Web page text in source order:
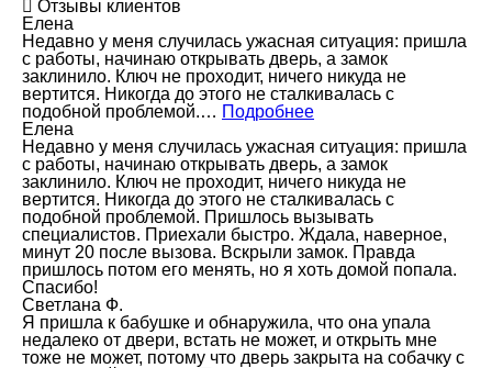
Отзывы клиентов
Елена
Недавно у меня случилась ужасная ситуация: пришла
с работы, начинаю открывать дверь, а замок
заклинило. Ключ не проходит, ничего никуда не
вертится. Никогда до этого не сталкивалась с
подобной проблемой.… Подробнее
Елена
Недавно у меня случилась ужасная ситуация: пришла
с работы, начинаю открывать дверь, а замок
заклинило. Ключ не проходит, ничего никуда не
вертится. Никогда до этого не сталкивалась с
подобной проблемой. Пришлось вызывать
специалистов. Приехали быстро. Ждала, наверное,
минут 20 после вызова. Вскрыли замок. Правда
пришлось потом его менять, но я хоть домой попала.
Спасибо!
Светлана Ф.
Я пришла к бабушке и обнаружила, что она упала
недалеко от двери, встать не может, и открыть мне
тоже не может, потому что дверь закрыта на собачку с